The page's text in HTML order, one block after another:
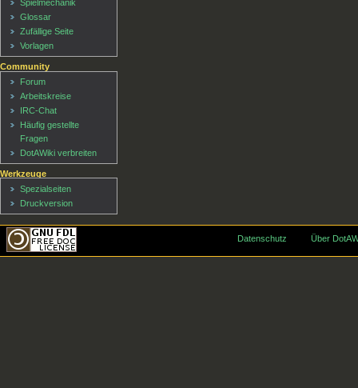
Spielmechanik
Glossar
Zufällige Seite
Vorlagen
Community
Forum
Arbeitskreise
IRC-Chat
Häufig gestellte
Fragen
DotAWiki verbreiten
Werkzeuge
Spezialseiten
Druckversion
Datenschutz Über